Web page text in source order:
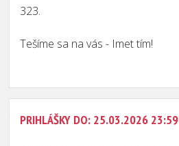
323.
Tešíme sa na vás - Imet tím!
PRIHLÁŠKY DO: 25.03.2026 23:59